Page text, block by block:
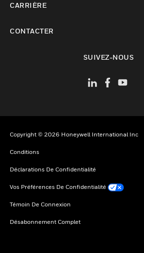
CARRIÈRE
CONTACTER
SUIVEZ-NOUS
Copyright © 2026 Honeywell International Inc
Conditions
Déclarations De Confidentialité
Vos Préférences De Confidentialité
Témoin De Connexion
Désabonnement Complet